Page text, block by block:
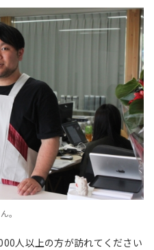
。
人以上の方が訪れてください